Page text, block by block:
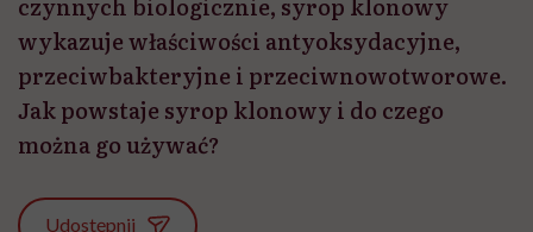
czynnych biologicznie, syrop klonowy
wykazuje właściwości antyoksydacyjne,
przeciwbakteryjne i przeciwnowotworowe.
Jak powstaje syrop klonowy i do czego
można go używać?
Udostępnij